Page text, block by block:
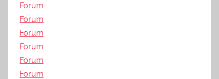
Forum
Forum
Forum
Forum
Forum
Forum